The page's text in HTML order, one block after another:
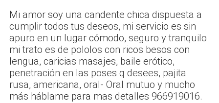
Mi amor soy una candente chica dispuesta a
cumplir todos tus deseos, mi servicio es sin
apuro en un lugar cómodo, seguro y tranquilo
mi trato es de pololos con ricos besos con
lengua, caricias masajes, baile erótico,
penetración en las poses q desees, pajita
rusa, americana, oral- Oral mutuo y mucho
más háblame para mas detalles 966919016.